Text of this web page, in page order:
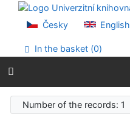
Go to content
Go to menu
Accessibility declaration
Česky English
In the basket (0)
Number of the records: 1